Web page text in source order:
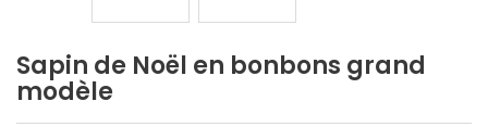
Sapin de Noël en bonbons grand
modèle